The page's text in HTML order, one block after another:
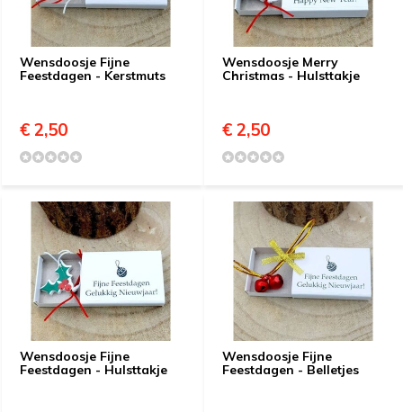
Wensdoosje Fijne
Feestdagen - Kerstmuts
€ 2,50
Wensdoosje Merry
Christmas - Hulsttakje
€ 2,50
Wensdoosje Fijne
Feestdagen - Hulsttakje
Wensdoosje Fijne
Feestdagen - Belletjes